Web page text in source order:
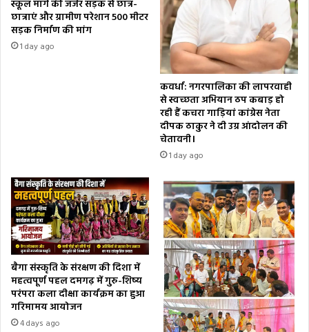
स्कूल मार्ग की जर्जर सड़क से छात्र-
छात्राएं और ग्रामीण परेशान 500 मीटर
सड़क निर्माण की मांग
1 day ago
कवर्धा: नगरपालिका की लापरवाही
से स्वच्छता अभियान ठप कबाड़ हो
रही हैं कचरा गाड़ियां कांग्रेस नेता
दीपक ठाकुर ने दी उग्र आंदोलन की
चेतावनी।
1 day ago
बैगा संस्कृति के संरक्षण की दिशा में
महत्वपूर्ण पहल दमगढ़ में गुरु-शिष्य
परंपरा कला दीक्षा कार्यक्रम का हुआ
गरिमामय आयोजन
4 days ago